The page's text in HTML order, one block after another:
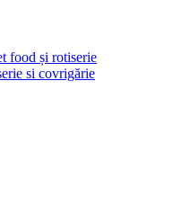
food și rotiserie
si covrigărie